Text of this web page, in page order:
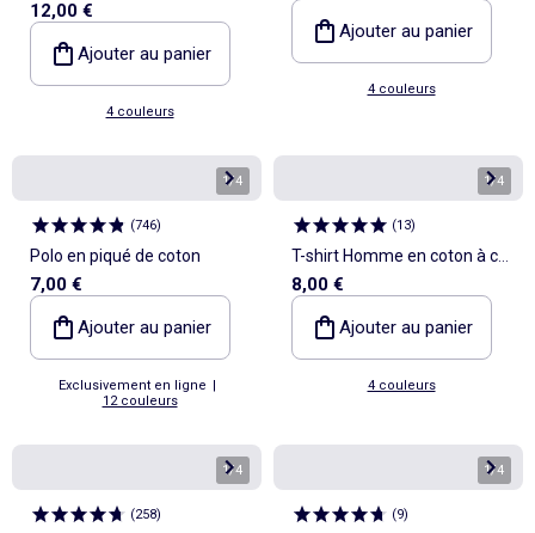
à col rond avec motif placé
12,00 €
Ajouter au panier
4 couleurs
Ajouter au panier
4 couleurs
1/4
(746)
Polo en piqué de coton
7,00 €
Ajouter au panier
Exclusivement en ligne |
12 couleurs
1/4
(13)
T-shirt Homme en coton à col
rond
8,00 €
Ajouter au panier
4 couleurs
1/4
(258)
1/4
(9)